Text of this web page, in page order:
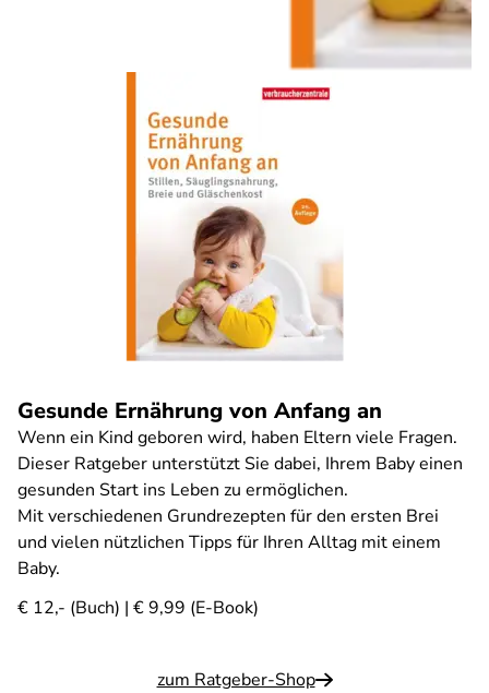
Gesunde Ernährung von Anfang an
Wenn ein Kind geboren wird, haben Eltern viele Fragen.
Dieser Ratgeber unterstützt Sie dabei, Ihrem Baby einen
gesunden Start ins Leben zu ermöglichen.
Mit verschiedenen Grundrezepten für den ersten Brei
und vielen nützlichen Tipps für Ihren Alltag mit einem
Baby.
€ 12,- (Buch) | € 9,99 (E-Book)
zum Ratgeber-Shop